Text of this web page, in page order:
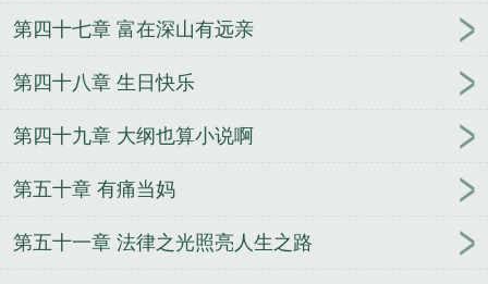
第四十七章 富在深山有远亲
第四十八章 生日快乐
第四十九章 大纲也算小说啊
第五十章 有痛当妈
第五十一章 法律之光照亮人生之路